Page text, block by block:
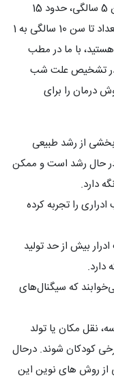
شایع است و جای نگرانی ندارد. در واقع، تا سن 5 سالگی، حدود 15
درصد از کودکان شب‌ها خیس می‌کنند و این تعداد تا سن 10 سالگی به 1
با ما در مطب
در تشخیص علت شب
درمان را برای
از رشد طبیعی
حال رشد است و ممکن
دارد.
را تجربه کرده
بیش از حد تولید
دارد.
که سیگنال‌های
نقل مکان یا تولد
کودکان شوند. درحال
از روش های نوین این